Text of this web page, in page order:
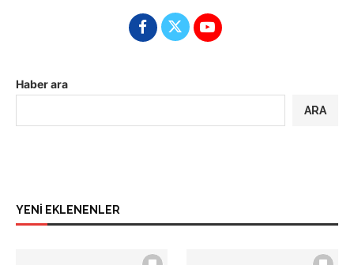
Haber ara
ARA
YENİ EKLENENLER